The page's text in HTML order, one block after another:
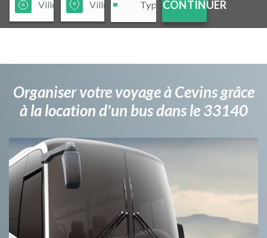
CONTINUER
Organiser votre voyage à Cevins grâce
à la location d'un bus dans le 33140